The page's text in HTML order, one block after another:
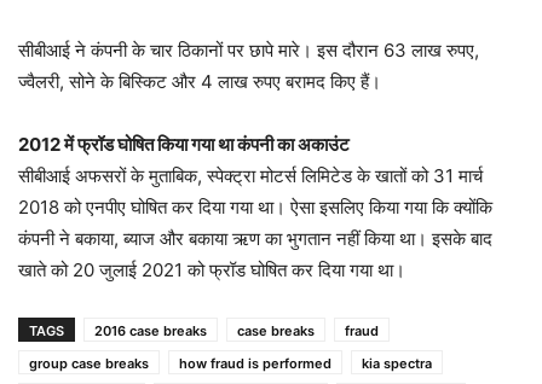
सीबीआई ने कंपनी के चार ठिकानों पर छापे मारे। इस दौरान 63 लाख रुपए,
ज्वैलरी, सोने के बिस्किट और 4 लाख रुपए बरामद किए हैं।
2012 में फ्रॉड घोषित किया गया था कंपनी का अकाउंट
सीबीआई अफसरों के मुताबिक, स्पेक्ट्रा मोटर्स लिमिटेड के खातों को 31 मार्च
2018 को एनपीए घोषित कर दिया गया था। ऐसा इसलिए किया गया कि क्योंकि
कंपनी ने बकाया, ब्याज और बकाया ऋण का भुगतान नहीं किया था। इसके बाद
खाते को 20 जुलाई 2021 को फ्रॉड घोषित कर दिया गया था।
TAGS 2016 case breaks case breaks
fraud
group case breaks
how fraud is performed
kia spectra